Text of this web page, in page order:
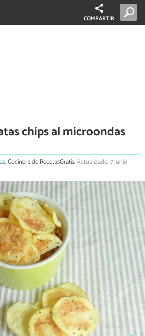
COMPARTIR
chips al microondas
, Cocinera de RecetasGratis.Actualizado: 7 junio